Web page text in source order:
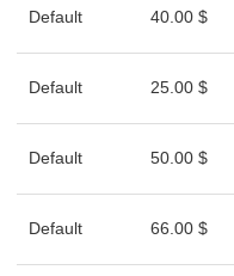
Default 40.00 $
Default 25.00 $
Default 50.00 $
Default 66.00 $